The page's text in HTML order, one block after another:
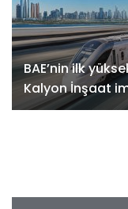
BAE’nin ilk
Kalyon İnşaat